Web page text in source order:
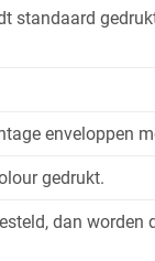
standaard
enveloppen
gedrukt.
dan